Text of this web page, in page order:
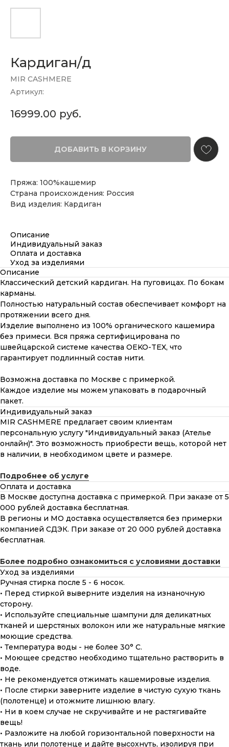
Кардиган/д
MIR CASHMERE
Артикул:
16999.00 руб.
ДОБАВИТЬ В КОРЗИНУ
Пряжа: 100%кашемир
Страна происхождения: Россия
Вид изделия: Кардиган
Описание
Индивидуальный заказ
Оплата и доставка
Уход за изделиями
Описание
Классический детский кардиган. На пуговицах. По бокам
карманы.
Полностью натуральный состав обеспечивает комфорт на
протяжении всего дня.
Изделие выполнено из 100% органического кашемира
без примеси. Вся пряжа сертифицирована по
швейцарской системе качества OEKO-TEX, что
гарантирует подлинный состав нити.
Возможна доставка по Москве с примеркой.
Каждое изделие мы можем упаковать в подарочный
пакет.
Индивидуальный заказ
MIR CASHMERE предлагает своим клиентам
персональную услугу "Индивидуальный заказ (Ателье
онлайн)". Это возможность приобрести вещь, которой нет
в наличии, в необходимом цвете и размере.
Подробнее об услуге
Оплата и доставка
В Москве доступна доставка с примеркой. При заказе от 5
000 рублей доставка бесплатная.
В регионы и МО доставка осуществляется без примерки
компанией СДЭК. При заказе от 20 000 рублей доставка
бесплатная.
Более подробно ознакомиться с условиями доставки
Уход за изделиями
Ручная стирка после 5 - 6 носок.
• Перед стиркой выверните изделия на изнаночную
сторону.
• Используйте специальные шампуни для деликатных
тканей и шерстяных волокон или же натуральные мягкие
моющие средства.
• Температура воды - не более 30° С.
• Моющее средство необходимо тщательно растворить в
воде.
• Не рекомендуется отжимать кашемировые изделия.
• После стирки заверните изделие в чистую сухую ткань
(полотенце) и отожмите лишнюю влагу.
• Ни в коем случае не скручивайте и не растягивайте
вещь!
• Разложите на любой горизонтальной поверхности на
ткань или полотенце и дайте высохнуть, изолируя при